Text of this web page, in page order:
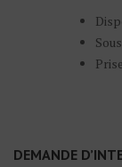
DEMANDE